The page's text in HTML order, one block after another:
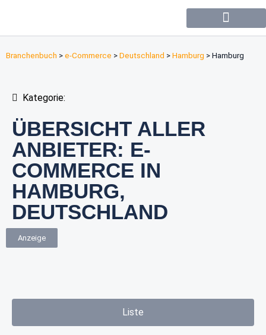
Branchenbuch >e-Commerce >Deutschland >Hamburg >Hamburg
Kategorie:
ÜBERSICHT ALLER
ANBIETER: E-
COMMERCE IN
HAMBURG,
DEUTSCHLAND
Anzeige
Liste